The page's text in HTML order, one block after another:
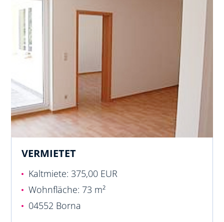
VERMIETET
Kaltmiete: 375,00 EUR
Wohnfläche: 73 m²
04552 Borna